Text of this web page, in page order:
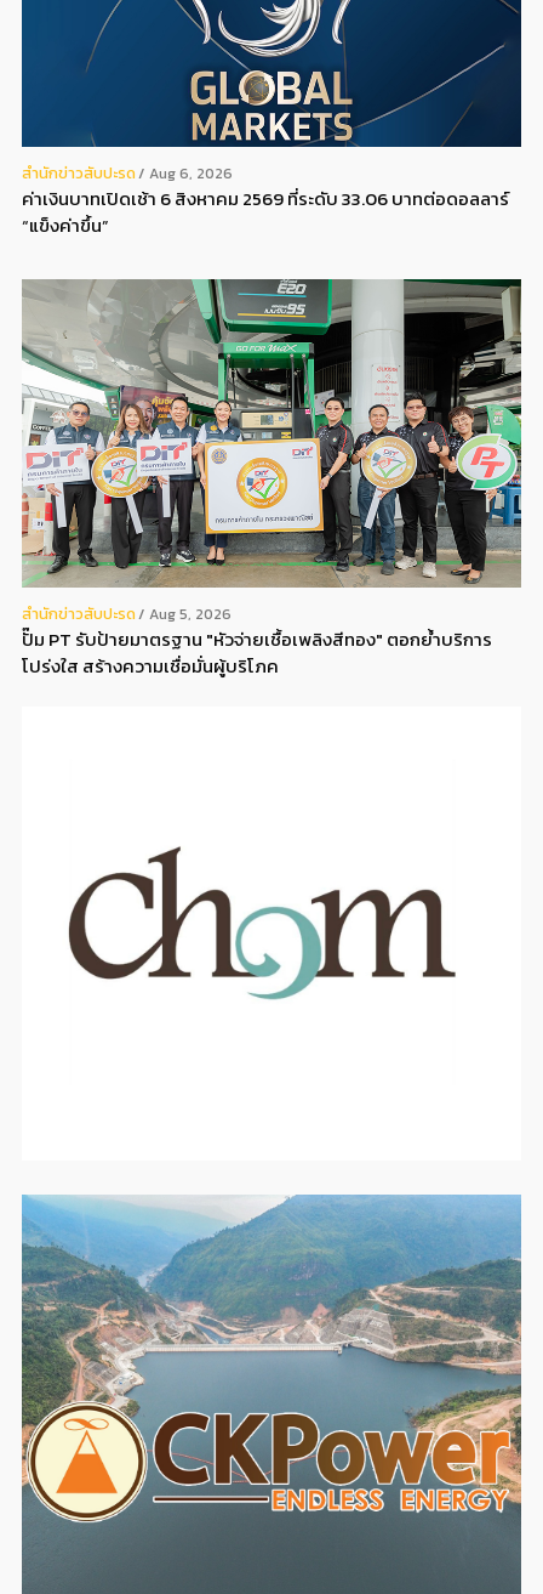
สํานักข่าวสับปะรด Aug 6, 2026
ค่าเงินบาทเปิดเช้า 6 สิงหาคม 2569 ที่ระดับ 33.06 บาทต่อดอลลาร์
“แข็งค่าขึ้น”
สํานักข่าวสับปะรด Aug 5, 2026
ปั๊ม PT รับป้ายมาตรฐาน "หัวจ่ายเชื้อเพลิงสีทอง" ตอกย้ำบริการ
โปร่งใส สร้างความเชื่อมั่นผู้บริโภค